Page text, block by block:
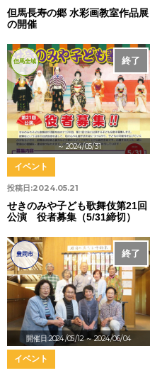
但馬長寿の郷 水彩画教室作品展
の開催
～ 2024/05/31
終了
但馬全域
投稿日:2024.05.21
イベント
せきのみや子ども歌舞伎第21回
公演 役者募集（5/31締切）
開催日:2024/05/12～ 2024/06/04
終了
豊岡市
イベント